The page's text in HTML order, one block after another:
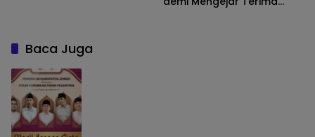
Baca Juga